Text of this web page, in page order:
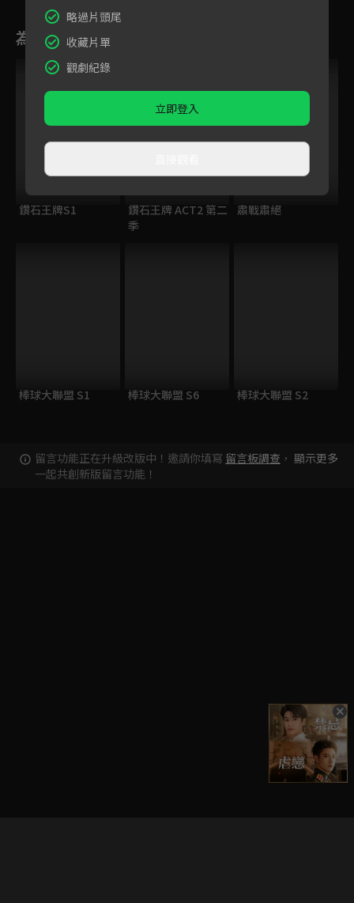
為您推薦
鑽石王牌S1
鑽石王牌 ACT2 第二
季
肅戰肅絕
棒球大聯盟 S1 棒球大聯盟 S6 棒球大聯盟 S2
留言功能正在升級改版中！邀請你填寫 留言板調查 ，
一起共創新版留言功能！
顯示更多
略過片頭尾
收藏片單
觀劇紀錄
立即登入